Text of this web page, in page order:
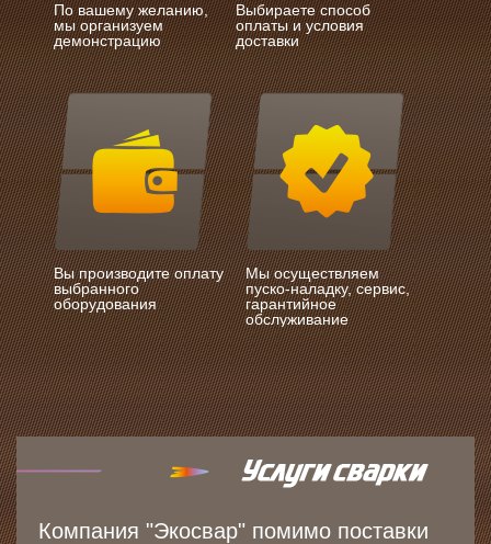
По вашему желанию,
мы организуем
демонстрацию
Выбираете способ
оплаты и условия
доставки
Вы производите оплату
выбранного
оборудования
Мы осуществляем
пуско-наладку, сервис,
гарантийное
обслуживание
Компания "Экосвар" помимо поставки